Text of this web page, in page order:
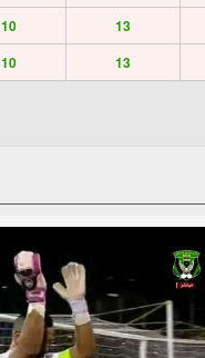
10 13
10 13